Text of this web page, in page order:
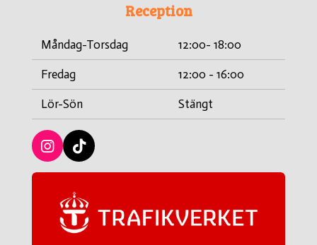
Reception
Måndag-Torsdag 12:00- 18:00
Fredag 12:00 - 16:00
Lör-Sön Stängt
I
n
T
i
k
t
a
c